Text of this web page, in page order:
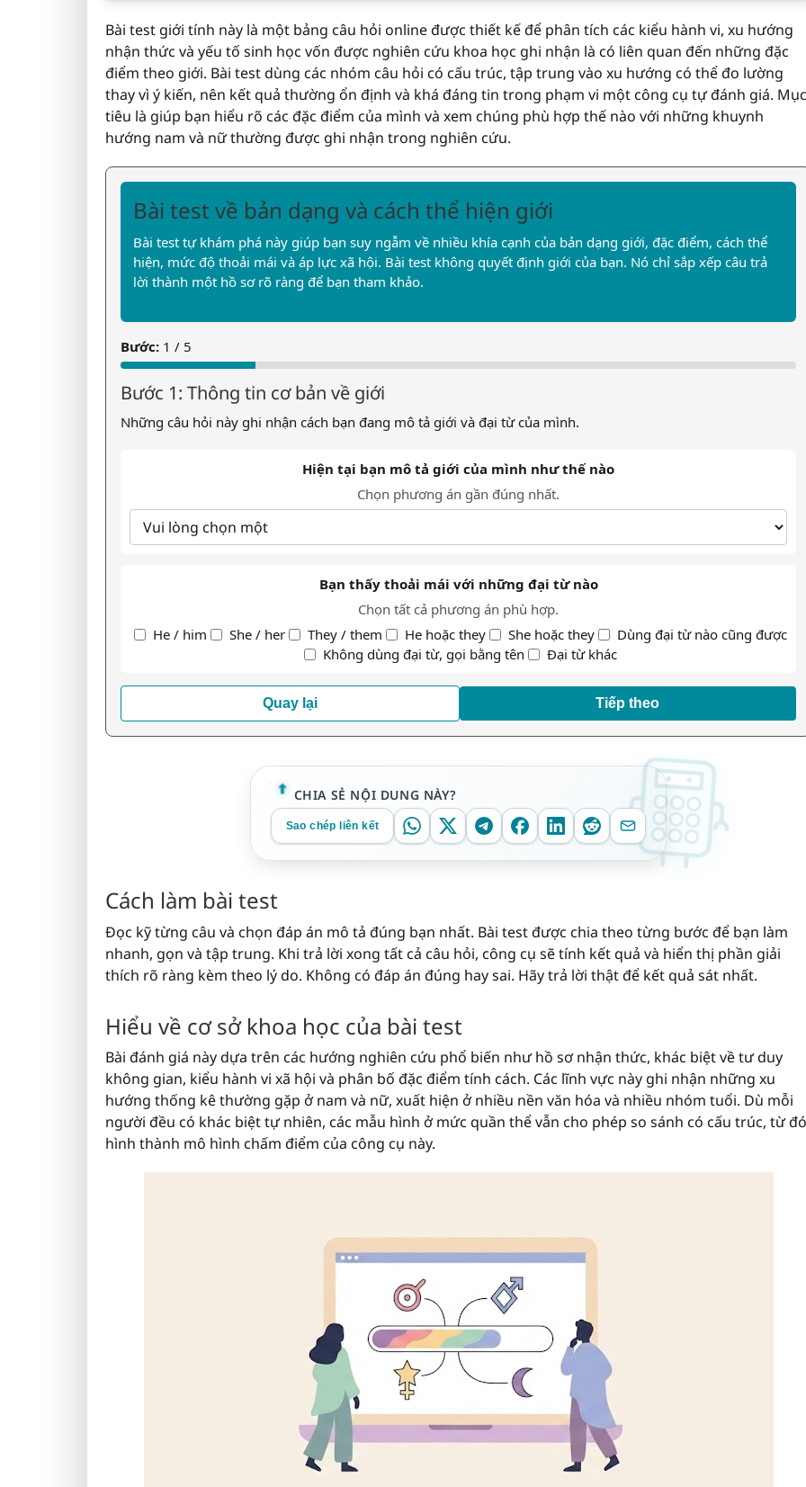
Bài test giới tính này là một bảng câu hỏi online được thiết kế để phân tích các kiểu hành vi, xu hướng
nhận thức và yếu tố sinh học vốn được nghiên cứu khoa học ghi nhận là có liên quan đến những đặc
điểm theo giới. Bài test dùng các nhóm câu hỏi có cấu trúc, tập trung vào xu hướng có thể đo lường
thay vì ý kiến, nên kết quả thường ổn định và khá đáng tin trong phạm vi một công cụ tự đánh giá. Mục
tiêu là giúp bạn hiểu rõ các đặc điểm của mình và xem chúng phù hợp thế nào với những khuynh
hướng nam và nữ thường được ghi nhận trong nghiên cứu.
Bài test về bản dạng và cách thể hiện giới
Bài test tự khám phá này giúp bạn suy ngẫm về nhiều khía cạnh của bản dạng giới, đặc điểm, cách thể
hiện, mức độ thoải mái và áp lực xã hội. Bài test không quyết định giới của bạn. Nó chỉ sắp xếp câu trả
lời thành một hồ sơ rõ ràng để bạn tham khảo.
Bước: 1 / 5
Bước 1: Thông tin cơ bản về giới
Những câu hỏi này ghi nhận cách bạn đang mô tả giới và đại từ của mình.
Hiện tại bạn mô tả giới của mình như thế nào
Chọn phương án gần đúng nhất.
Bạn thấy thoải mái với những đại từ nào
Chọn tất cả phương án phù hợp.
He / him
She / her They / them He hoặc they She hoặc they
Dùng đại từ nào cũng được
Không dùng đại từ, gọi bằng tên
Đại từ khác
Quay lại Tiếp theo
CHIA SẺ NỘI DUNG NÀY?
Sao chép liên kết
Cách làm bài test
Đọc kỹ từng câu và chọn đáp án mô tả đúng bạn nhất. Bài test được chia theo từng bước để bạn làm
nhanh, gọn và tập trung. Khi trả lời xong tất cả câu hỏi, công cụ sẽ tính kết quả và hiển thị phần giải
thích rõ ràng kèm theo lý do. Không có đáp án đúng hay sai. Hãy trả lời thật để kết quả sát nhất.
Hiểu về cơ sở khoa học của bài test
Bài đánh giá này dựa trên các hướng nghiên cứu phổ biến như hồ sơ nhận thức, khác biệt về tư duy
không gian, kiểu hành vi xã hội và phân bố đặc điểm tính cách. Các lĩnh vực này ghi nhận những xu
hướng thống kê thường gặp ở nam và nữ, xuất hiện ở nhiều nền văn hóa và nhiều nhóm tuổi. Dù mỗi
người đều có khác biệt tự nhiên, các mẫu hình ở mức quần thể vẫn cho phép so sánh có cấu trúc, từ đó
hình thành mô hình chấm điểm của công cụ này.